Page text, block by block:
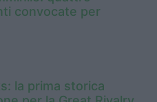
convocate per
la prima storica